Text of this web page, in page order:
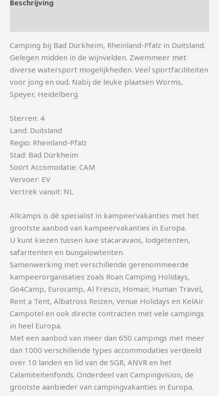
Beschrijving
Camping bij Bad Dürkheim, Rheinland-Pfalz in Duitsland.
Gelegen midden in de wijnvelden. Zwemmeer met
diverse watersport mogelijkheden. Veel sportfaciliteiten
voor jong en oud. Nabij de leuke plaatsen Worms,
Speyer, Heidelberg.
Sterren: 4
Land: Duitsland
Regio: Rheinland-Pfalz
Stad: Bad Dürkheim
Soort Accomodatie: CAM
Vervoer: EV
Vertrek vanuit: NL
Allcamps is dé specialist in kampeervakanties met het
grootste aanbod van kampeervakanties in Europa.
U kunt kiezen tussen luxe stacaravans, lodgetenten,
safaritenten en bungalowtenten.
Samenwerking met verschillende gerenommeerde
kampeerorganisaties zoals Roan Camping Holidays,
Go4Camp, Eurocamp, Al Fresco, Homair, Human Travel,
Rent a Tent, Albatross Reizen, Venue Holidays en KelAir
Campotel en ook directe contracten met vele campings
in heel Europa.
Met een aanbod van meer dan 650 campings met meer
dan 1000 verschillende types accommodaties verdeeld
over 10 landen en lid van de SGR, ANVR en het
Calamiteitenfonds. Onderdeel van Campingvision, de
grootste aanbieder van campingvakanties in Europa.